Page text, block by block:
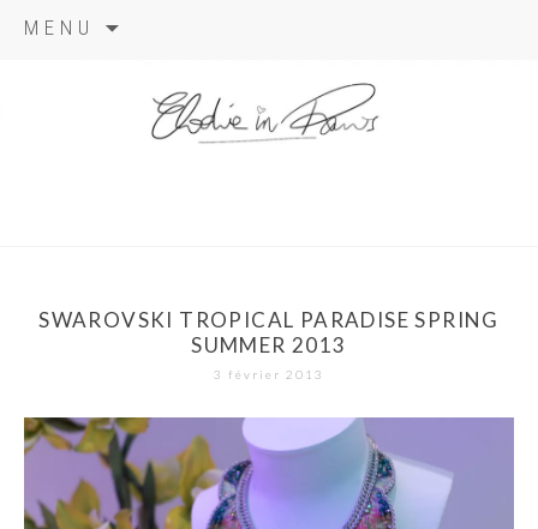
MENU
SWAROVSKI TROPICAL PARADISE SPRING
SUMMER 2013
3 février 2013